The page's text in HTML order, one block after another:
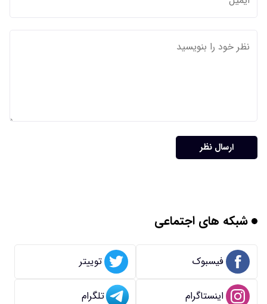
ارسال نظر
شبکه های اجتماعی
فیسبوک توییتر
اینستاگرام تلگرام